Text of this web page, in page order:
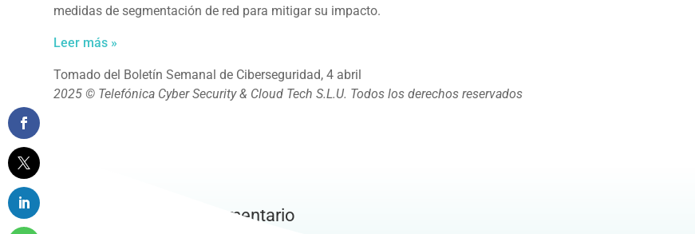
medidas de segmentación de red para mitigar su impacto.
Leer más »
Tomado del Boletín Semanal de Ciberseguridad, 4 abril
2025 © Telefónica Cyber Security & Cloud Tech S.L.U. Todos los derechos reservados
Enviar un comentario